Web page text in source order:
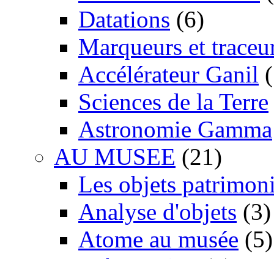
Datations (6)
Marqueurs et
Accélérateur Ganil
Sciences de la Terre
Astronomie Gamma
AU MUSEE (21)
Les objets
Analyse d'objets (3)
Atome au musée (5)